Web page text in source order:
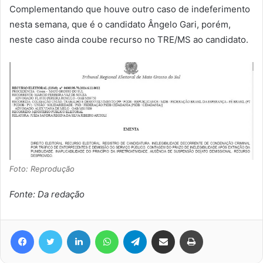
Complementando que houve outro caso de indeferimento
nesta semana, que é o candidato Ângelo Gari, porém,
neste caso ainda coube recurso no TRE/MS ao candidato.
Foto: Reprodução
Fonte: Da redação
FacebookTwitter Linkedin WhatsAppTelegram Compartilhar via e-mail